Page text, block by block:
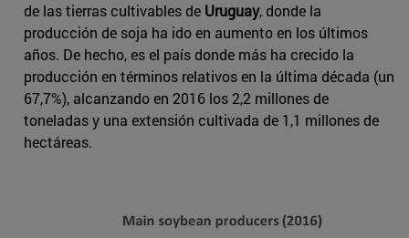
de las tierras cultivables de Uruguay, donde la
producción de soja ha ido en aumento en los últimos
años. De hecho, es el país donde más ha crecido la
producción en términos relativos en la última década (un
67,7%), alcanzando en 2016 los 2,2 millones de
toneladas y una extensión cultivada de 1,1 millones de
hectáreas.